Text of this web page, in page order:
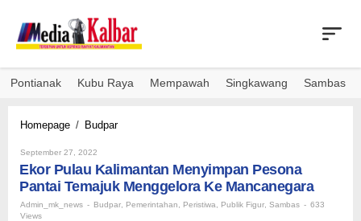
content
Pontianak Kubu Raya Mempawah Singkawang Sambas
Homepage / BudparEkor
Menyimpan
Pesona
Temajuk
September 27, 2022
Ekor Pulau Kalimantan Menyimpan Pesona
Pantai Temajuk Menggelora Ke Mancanegara
Admin_mk_news - Budpar Pemerintahan Peristiwa Publik Figur Sambas - 633
Views